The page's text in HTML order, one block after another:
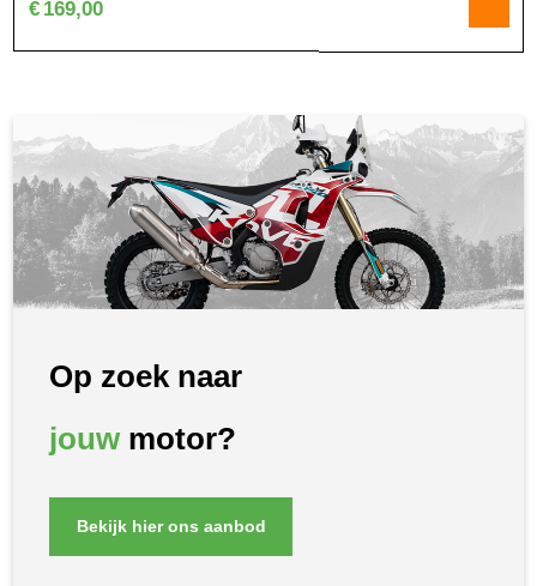
€ 169,00
Op zoek naar
jouwmotor?
Bekijk hier ons aanbod